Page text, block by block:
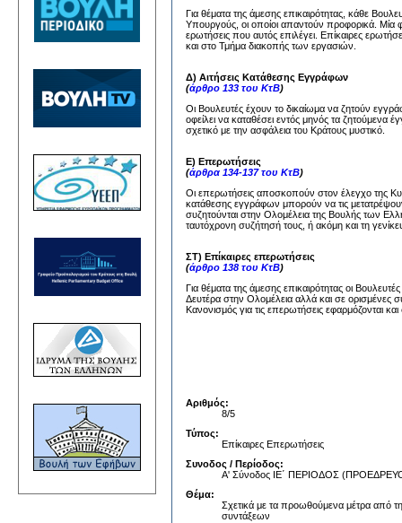
Για θέματα της άμεσης επικαιρότητας, κάθε
Υπουργούς, οι οποίοι απαντούν προφορικά. Μία
ερωτήσεις που αυτός επιλέγει. Επίκαιρες
και στο Τμήμα διακοπής των εργασιών.
Δ) Αιτήσεις Κατάθεσης Εγγράφων
(άρθρο 133 του ΚτΒ)
Οι Βουλευτές έχουν το δικαίωμα να ζητούν
οφείλει να καταθέσει εντός μηνός τα
σχετικό με την ασφάλεια του Κράτους μυστικό.
Ε) Επερωτήσεις
(άρθρα 134-137 του ΚτΒ)
Οι επερωτήσεις αποσκοπούν στον έλεγχο της
κατάθεσης εγγράφων μπορούν να τις
συζητούνται στην Ολομέλεια της Βουλής των
ταυτόχρονη συζήτησή τους, ή ακόμη και τη
ΣΤ) Επίκαιρες επερωτήσεις
(άρθρο 138 του ΚτΒ)
Για θέματα της άμεσης επικαιρότητας οι
Δευτέρα στην Ολομέλεια αλλά και σε ορισμένες
Κανονισμός για τις επερωτήσεις εφαρμόζονται
Αριθμός:
8/5
Τύπος:
Επίκαιρες Επερωτήσεις
Συνοδος / Περίοδος:
Α' Σύνοδος ΙΕ΄ ΠΕΡΙΟΔΟΣ
Θέμα:
Σχετικά με τα προωθούμενα μέτρα από
συντάξεων